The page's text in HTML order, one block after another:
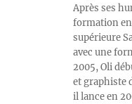
Après ses
formation
supérieure
avec une
2005, Oli
et graphiste
il lance en